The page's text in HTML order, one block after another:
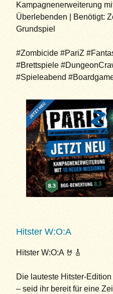
Kampagnenerweiterung
Überlebenden | Benötigt:
Grundspiel
#Zombicide #PariZ
#Brettspiele
#Spieleabend
Hitster W:O:A
Hitster W:O:A 🤘🎸
Die lauteste Hitster-
– seid ihr bereit für eine